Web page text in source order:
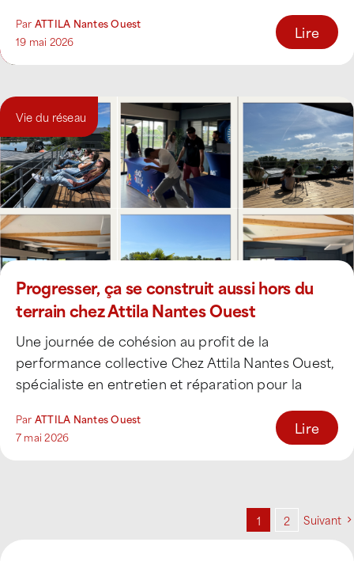
Par ATTILA Nantes Ouest
19 mai 2026
Lire
Vie du réseau
Progresser, ça se construit aussi hors du
terrain chez Attila Nantes Ouest
Une journée de cohésion au profit de la
performance collective Chez Attila Nantes Ouest,
spécialiste en entretien et réparation pour la
Par ATTILA Nantes Ouest
7 mai 2026
Lire
1 2 Suivant